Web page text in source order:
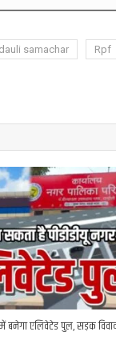
samachar Rpf
बनेगा एलिवेटेड पुल, सड़क